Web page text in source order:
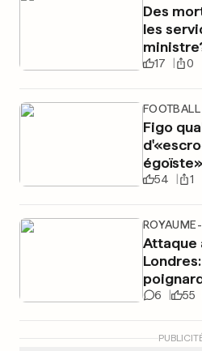
Des
les
17 0
FOOTBALL
Figo
égoïste»
54 1
Attaque
6 55